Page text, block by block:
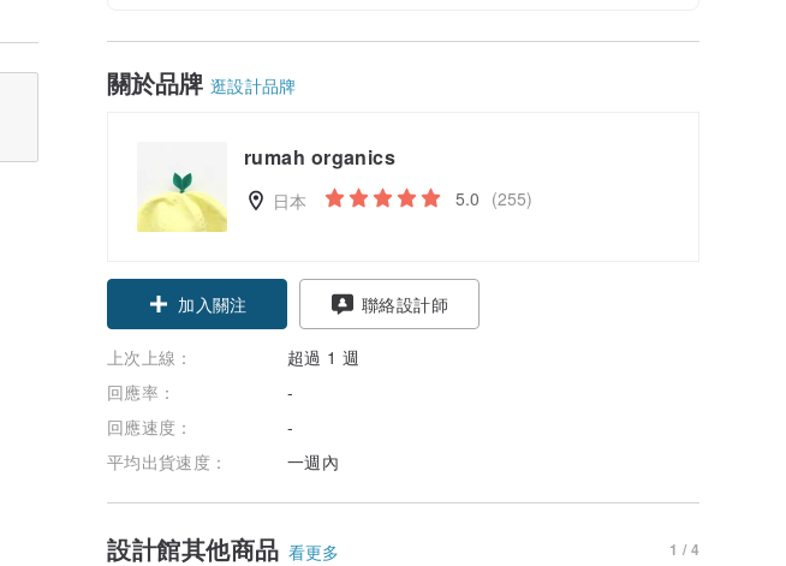
關於品牌 逛設計品牌
rumah organics
日本 5.0 (255)
加入關注 聯絡設計師
上次上線：
超過 1 週
回應率：
-
回應速度：
-
平均出貨速度：
一週內
設計館其他商品 看更多 1 / 4